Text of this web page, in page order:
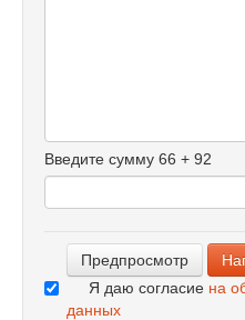
-
-
-
Введите сумму 66 + 92
Я даю согласие на
данных